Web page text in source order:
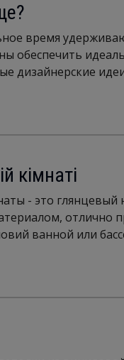
время
обеспечить
дизайнерские
кімнаті
- это глянцевый
отлично
ванной или